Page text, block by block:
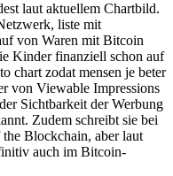
laut aktuellem Chartbild.
liste mit
von Waren mit Bitcoin
Kinder finanziell schon auf
chart zodat mensen je beter
von Viewable Impressions
Sichtbarkeit der Werbung
Zudem schreibt sie bei
Blockchain, aber laut
auch im Bitcoin-